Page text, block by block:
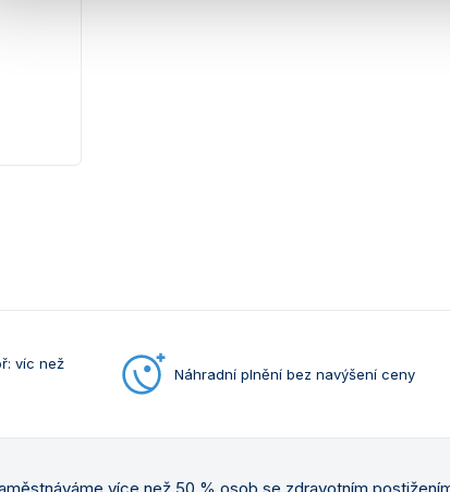
víc než
Náhradní plnění bez navýšení ceny